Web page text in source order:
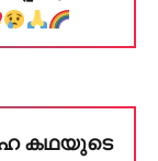
കഥയുടെ